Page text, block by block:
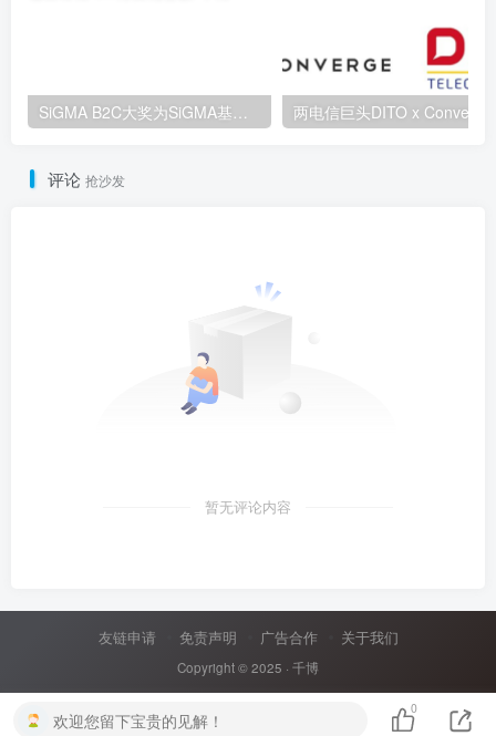
评论 抢沙发
暂无评论内容
友链申请 免责声明 广告合作 关于我们
Copyright © 2025 · 千博
欢迎您留下宝贵的见解！
0